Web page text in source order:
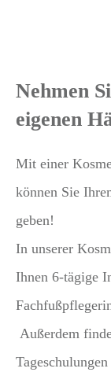
Nehmen
eigenen
Mit einer
können Sie
geben!
In unserer
Ihnen 6-tägige
Außerdem